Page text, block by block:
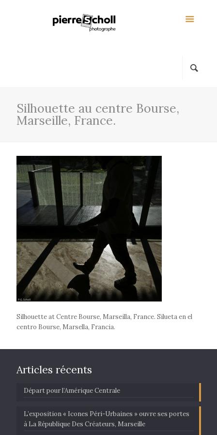
Silhouette au centre Bourse,
Marseille, France.
Silhouette at Centre Bourse, Marseilla, France. Silueta en el
centro Bourse, Marsella, Francia.
Articles récents
Départ pour l’Amérique Centrale
L’exposition « Icones Péri-Urbaines » ouvre ses portes
à La République Des Créateurs, Marseille